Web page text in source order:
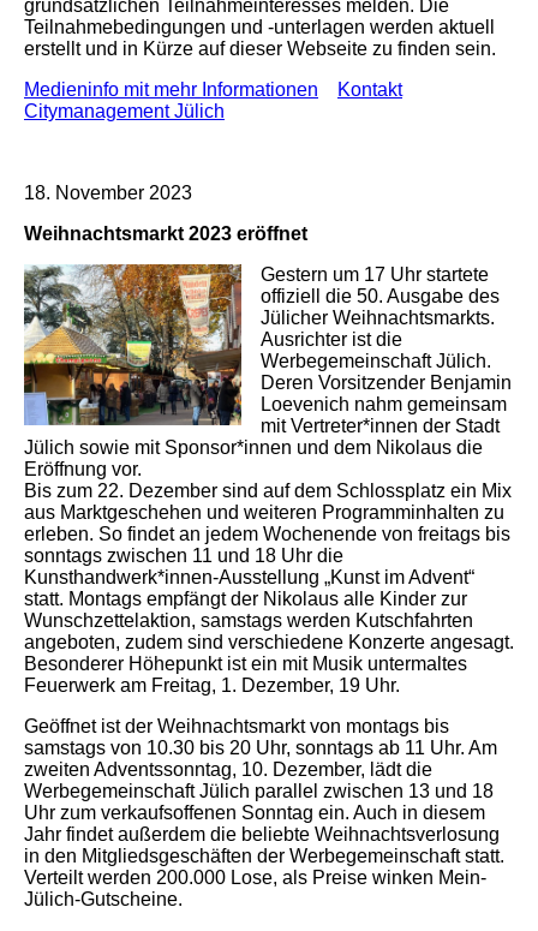
grundsätzlichen Teilnahmeinteresses melden. Die
Teilnahmebedingungen und -unterlagen werden aktuell
erstellt und in Kürze auf dieser Webseite zu finden sein.
Medieninfo mit mehr Informationen
Kontakt
Citymanagement Jülich
18. November 2023
Weihnachtsmarkt 2023 eröffnet
Gestern um 17 Uhr startete
offiziell die 50. Ausgabe des
Jülicher Weihnachtsmarkts.
Ausrichter ist die
Werbegemeinschaft Jülich.
Deren Vorsitzender Benjamin
Loevenich nahm gemeinsam
mit Vertreter*innen der Stadt
Jülich sowie mit Sponsor*innen und dem Nikolaus die
Eröffnung vor.
Bis zum 22. Dezember sind auf dem Schlossplatz ein Mix
aus Marktgeschehen und weiteren Programminhalten zu
erleben. So findet an jedem Wochenende von freitags bis
sonntags zwischen 11 und 18 Uhr die
Kunsthandwerk*innen-Ausstellung „Kunst im Advent“
statt. Montags empfängt der Nikolaus alle Kinder zur
Wunschzettelaktion, samstags werden Kutschfahrten
angeboten, zudem sind verschiedene Konzerte angesagt.
Besonderer Höhepunkt ist ein mit Musik untermaltes
Feuerwerk am Freitag, 1. Dezember, 19 Uhr.
Geöffnet ist der Weihnachtsmarkt von montags bis
samstags von 10.30 bis 20 Uhr, sonntags ab 11 Uhr. Am
zweiten Adventssonntag, 10. Dezember, lädt die
Werbegemeinschaft Jülich parallel zwischen 13 und 18
Uhr zum verkaufsoffenen Sonntag ein. Auch in diesem
Jahr findet außerdem die beliebte Weihnachtsverlosung
in den Mitgliedsgeschäften der Werbegemeinschaft statt.
Verteilt werden 200.000 Lose, als Preise winken Mein-
Jülich-Gutscheine.